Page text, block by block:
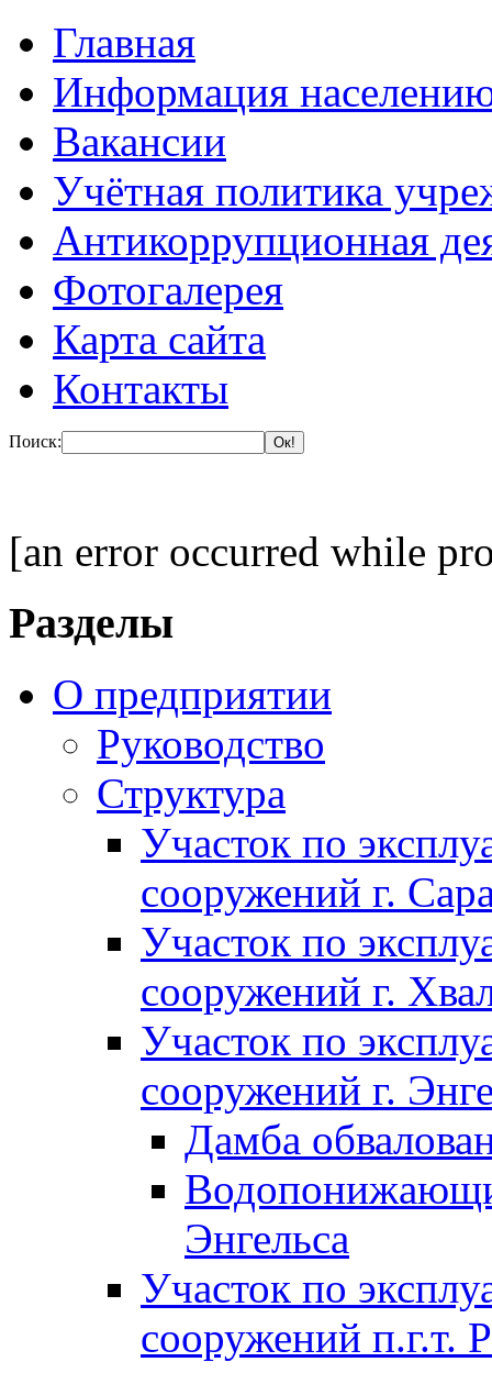
Главная
Информация
Вакансии
Учётная политика
Антикоррупционная
Фотогалерея
Карта сайта
Контакты
Поиск:
[an error occurred while
Разделы
О предприятии
Руководство
Структура
Участок по
сооружений г.
Участок по
сооружений г.
Участок по
сооружений г.
Дамба
Энгельса
Участок по
сооружений п.г.т.